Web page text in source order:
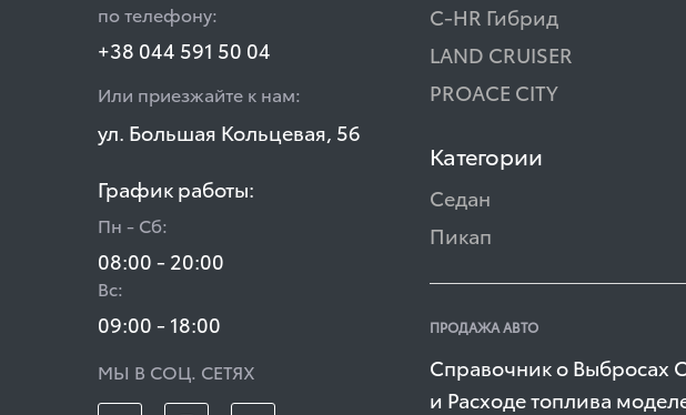
по телефону:
+38 044 591 50 04
Или приезжайте к нам:
ул. Большая Кольцевая, 56
График работы:
Пн - Сб:
08:00 - 20:00
Вс:
09:00 - 18:00
МЫ В СОЦ. СЕТЯХ
C-HR Гибрид
LAND CRUISER
PROACE CITY
Категории
Седан
Пикап
ПРОДАЖА АВТО
Справочник о Выбросах
и Расходе топлива